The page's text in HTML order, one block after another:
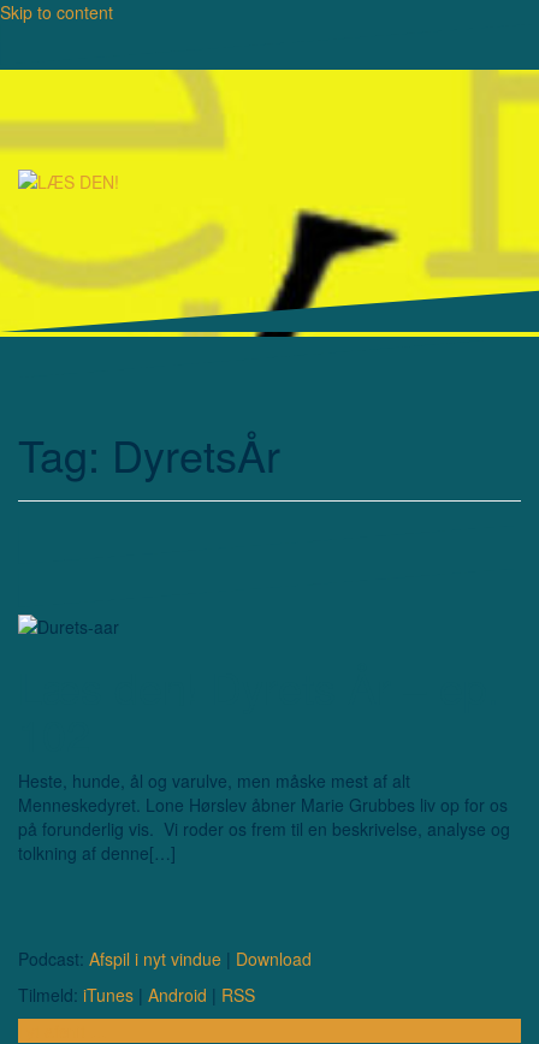
Skip to content
Tag: DyretsÅr
Heste, hunde, ål og varulve, men måske mest af alt
Menneskedyret. Lone Hørslev åbner Marie Grubbes liv op for os
på forunderlig vis. Vi roder os frem til en beskrivelse, analyse og
tolkning af denne[…]
Podcast: Afspil i nyt vindue | Download
Tilmeld: iTunes | Android | RSS